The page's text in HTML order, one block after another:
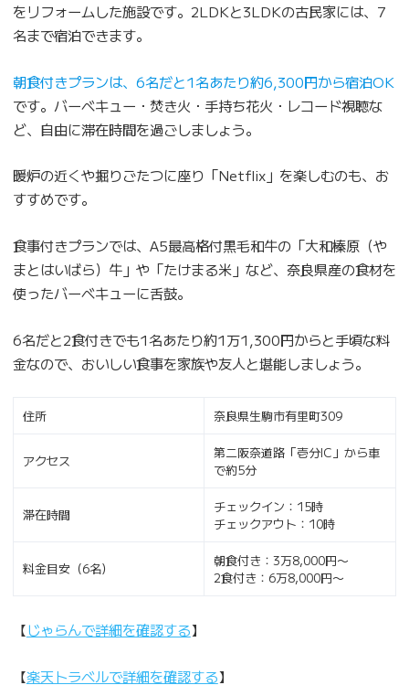
をリフォームした施設です。2LDKと3LDKの古民家には、7
名まで宿泊できます。
朝食付きプランは、6名だと1名あたり約6,300円から宿泊OK
です。バーベキュー・焚き火・手持ち花火・レコード視聴な
ど、自由に滞在時間を過ごしましょう。
暖炉の近くや掘りごたつに座り「Netflix」を楽しむのも、お
すすめです。
食事付きプランでは、A5最高格付黒毛和牛の「大和榛原（や
まとはいばら）牛」や「たけまる米」など、奈良県産の食材を
使ったバーベキューに舌鼓。
6名だと2食付きでも1名あたり約1万1,300円からと手頃な料
金なので、おいしい食事を家族や友人と堪能しましょう。
住所 奈良県生駒市有里町309
アクセス
第二阪奈道路「壱分IC」から車
で約5分
滞在時間
チェックイン：15時
チェックアウト：10時
料金目安（6名）
朝食付き：3万8,000円〜
2食付き：6万8,000円〜
【じゃらんで詳細を確認する】
【楽天トラベルで詳細を確認する】